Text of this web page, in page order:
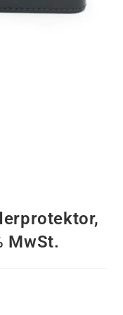
MwSt.